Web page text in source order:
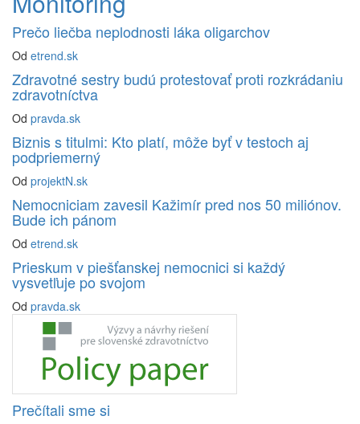
Prečo liečba neplodnosti láka oligarchov
Od etrend.sk
Zdravotné sestry budú protestovať proti rozkrádaniu
zdravotníctva
Od pravda.sk
Biznis s titulmi: Kto platí, môže byť v testoch aj
podpriemerný
Od projektN.sk
Nemocniciam zavesil Kažimír pred nos 50 miliónov.
Bude ich pánom
Od etrend.sk
Prieskum v piešťanskej nemocnici si každý
vysvetľuje po svojom
Od pravda.sk
Prečítali sme si